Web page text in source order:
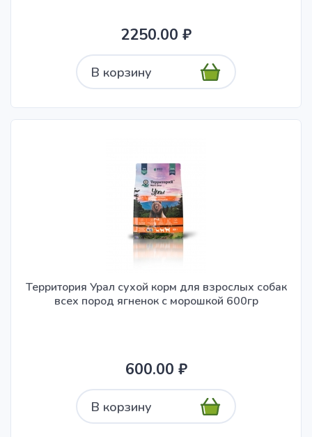
2250.00 ₽
В корзину
Территория Урал сухой корм для взрослых собак
всех пород ягненок с морошкой 600гр
600.00 ₽
В корзину